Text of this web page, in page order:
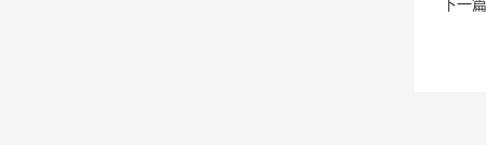
下一